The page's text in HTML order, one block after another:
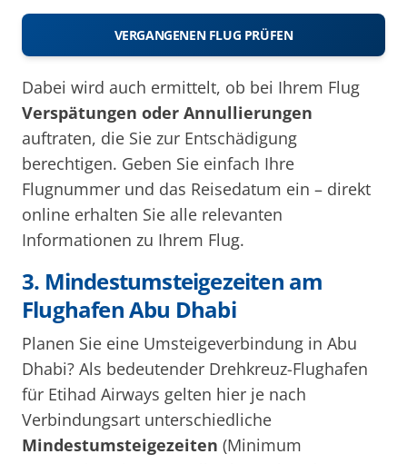
VERGANGENEN FLUG PRÜFEN
Dabei wird auch ermittelt, ob bei Ihrem Flug
Verspätungen oder Annullierungen
auftraten, die Sie zur Entschädigung
berechtigen. Geben Sie einfach Ihre
Flugnummer und das Reisedatum ein – direkt
online erhalten Sie alle relevanten
Informationen zu Ihrem Flug.
3. Mindestumsteigezeiten am
Flughafen Abu Dhabi
Planen Sie eine Umsteigeverbindung in Abu
Dhabi? Als bedeutender Drehkreuz-Flughafen
für Etihad Airways gelten hier je nach
Verbindungsart unterschiedliche
Mindestumsteigezeiten (Minimum